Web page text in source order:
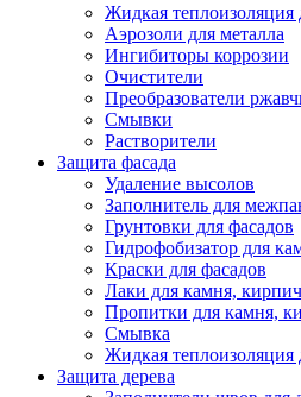
Жидкая теплоизоляция
Аэрозоли для металла
Ингибиторы коррозии
Очистители
Преобразователи
Смывки
Растворители
Защита фасада
Удаление высолов
Заполнитель для
Грунтовки для фасадов
Гидрофобизатор для
Краски для фасадов
Лаки для камня,
Пропитки для камня,
Смывка
Жидкая теплоизоляция
Защита дерева